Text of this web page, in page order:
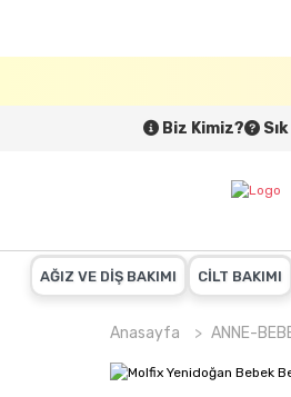
Biz Kimiz?
AĞIZ VE DİŞ BAKIMI CİLT BAKIMI
Anasayfa ANNE-